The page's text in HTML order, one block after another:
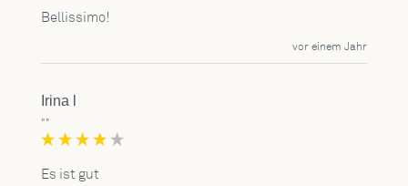
Bellissimo!
vor einem Jahr
Irina l
""
Es ist gut